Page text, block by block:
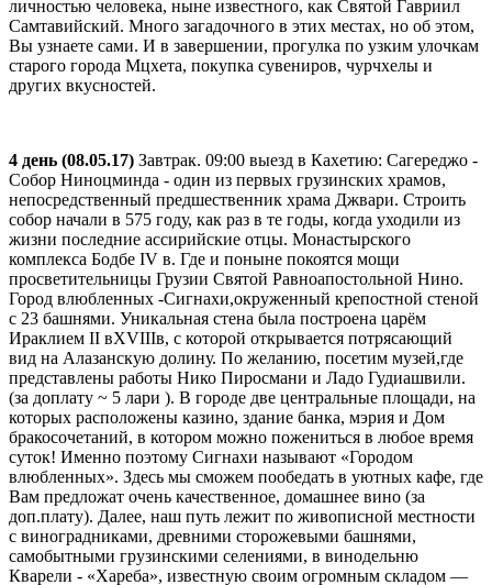
личностью человека, ныне известного, как Святой Гавриил
Самтавийский. Много загадочного в этих местах, но об этом,
Вы узнаете сами. И в завершении, прогулка по узким улочкам
старого города Мцхета, покупка сувениров, чурчхелы и
других вкусностей.
4 день (08.05.17) Завтрак. 09:00 выезд в Кахетию: Сагереджо -
Собор Ниноцминда - один из первых грузинских храмов,
непосредственный предшественник храма Джвари. Строить
собор начали в 575 году, как раз в те годы, когда уходили из
жизни последние ассирийские отцы. Монастырского
комплекса Бодбе IV в. Где и поныне покоятся мощи
просветительницы Грузии Святой Равноапостольной Нино.
Город влюбленных -Сигнахи,окруженный крепостной стеной
с 23 башнями. Уникальная стена была построена царём
Ираклием II вXVIIIв, с которой открывается потрясающий
вид на Алазанскую долину. По желанию, посетим музей,где
представлены работы Нико Пиросмани и Ладо Гудиашвили.
(за доплату ~ 5 лари ). В городе две центральные площади, на
которых расположены казино, здание банка, мэрия и Дом
бракосочетаний, в котором можно пожениться в любое время
суток! Именно поэтому Сигнахи называют «Городом
влюбленных». Здесь мы сможем пообедать в уютных кафе, где
Вам предложат очень качественное, домашнее вино (за
доп.плату). Далее, наш путь лежит по живописной местности
с виноградниками, древними сторожевыми башнями,
самобытными грузинскими селениями, в винодельню
Кварели - «Хареба», известную своим огромным складом —